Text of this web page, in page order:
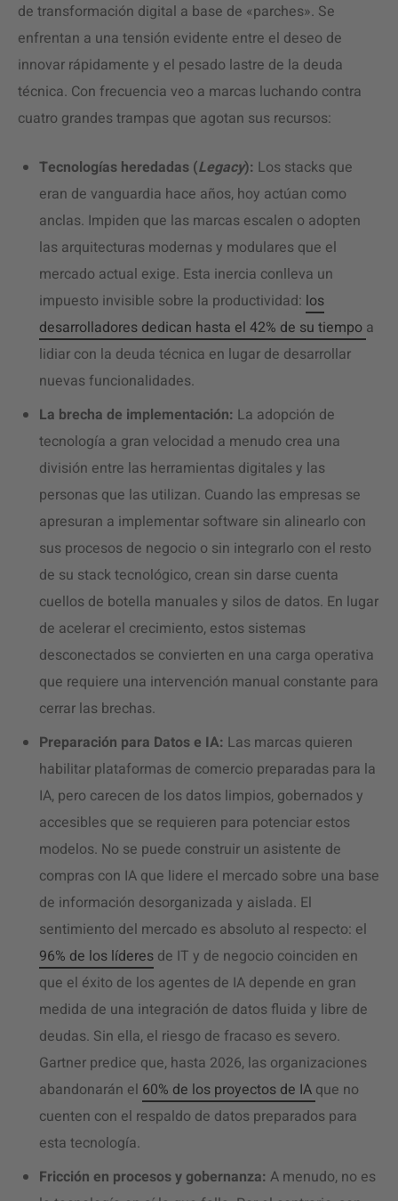
de transformación digital a base de «parches». Se
enfrentan a una tensión evidente entre el deseo de
innovar rápidamente y el pesado lastre de la deuda
técnica. Con frecuencia veo a marcas luchando contra
cuatro grandes trampas que agotan sus recursos:
Tecnologías heredadas (Legacy): Los stacks que
eran de vanguardia hace años, hoy actúan como
anclas. Impiden que las marcas escalen o adopten
las arquitecturas modernas y modulares que el
mercado actual exige. Esta inercia conlleva un
impuesto invisible sobre la productividad: los
desarrolladores dedican hasta el 42% de su tiempo a
lidiar con la deuda técnica en lugar de desarrollar
nuevas funcionalidades.
La brecha de implementación: La adopción de
tecnología a gran velocidad a menudo crea una
división entre las herramientas digitales y las
personas que las utilizan. Cuando las empresas se
apresuran a implementar software sin alinearlo con
sus procesos de negocio o sin integrarlo con el resto
de su stack tecnológico, crean sin darse cuenta
cuellos de botella manuales y silos de datos. En lugar
de acelerar el crecimiento, estos sistemas
desconectados se convierten en una carga operativa
que requiere una intervención manual constante para
cerrar las brechas.
Preparación para Datos e IA: Las marcas quieren
habilitar plataformas de comercio preparadas para la
IA, pero carecen de los datos limpios, gobernados y
accesibles que se requieren para potenciar estos
modelos. No se puede construir un asistente de
compras con IA que lidere el mercado sobre una base
de información desorganizada y aislada. El
sentimiento del mercado es absoluto al respecto: el
96% de los líderes de IT y de negocio coinciden en
que el éxito de los agentes de IA depende en gran
medida de una integración de datos fluida y libre de
deudas. Sin ella, el riesgo de fracaso es severo.
Gartner predice que, hasta 2026, las organizaciones
abandonarán el 60% de los proyectos de IA que no
cuenten con el respaldo de datos preparados para
esta tecnología.
Fricción en procesos y gobernanza: A menudo, no es